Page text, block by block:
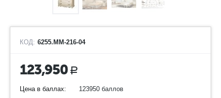
КОД: 6255.ММ-216-04
123,950 Р
Цена в баллах:
123950 баллов